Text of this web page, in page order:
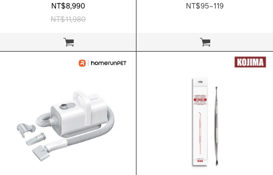
立即購買
NT$8,990
NT$11,980
立即購買
NT$95~119